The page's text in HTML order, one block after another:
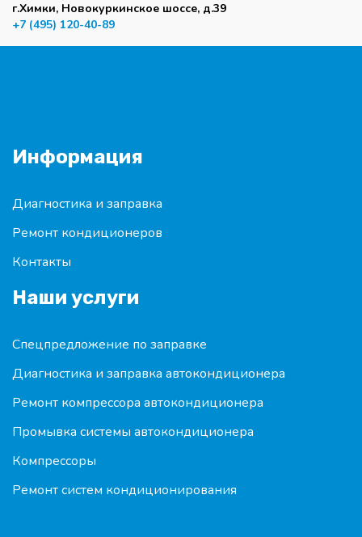
г.Химки, Новокуркинское шоссе, д.39
+7 (495) 120-40-89
Информация
Диагностика и заправка
Ремонт кондиционеров
Контакты
Наши услуги
Спецпредложение по заправке
Диагностика и заправка автокондиционера
Ремонт компрессора автокондиционера
Промывка системы автокондиционера
Компрессоры
Ремонт систем кондиционирования